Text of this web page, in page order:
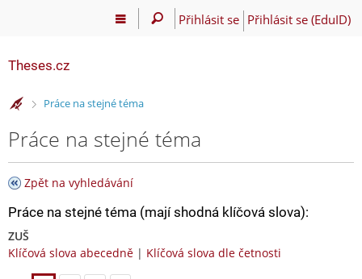
Přihlásit se Přihlásit se (EduID)
Theses.cz
>Práce na stejné téma
Práce na stejné téma
Zpět na vyhledávání
Práce na stejné téma (mají shodná klíčová slova):
ZUŠ
Klíčová slova abecedně | Klíčová slova dle četnosti